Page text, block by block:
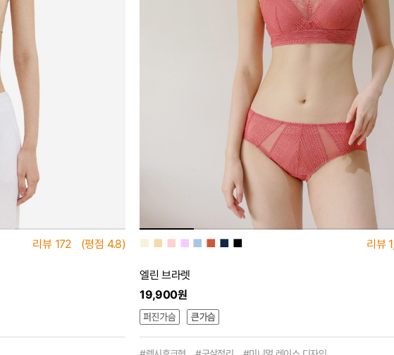
리뷰 172 (평점 4.8) ■ ■ ■ ■ ■ ■ ■ ■ 리뷰
엘린 브라렛
19,900원